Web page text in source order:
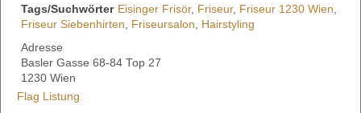
Tags/Suchwörter Eisinger Frisör, Friseur, Friseur 1230 Wien,
Friseur Siebenhirten, Friseursalon, Hairstyling
Adresse
Basler Gasse 68-84 Top 27
1230 Wien
Flag Listung